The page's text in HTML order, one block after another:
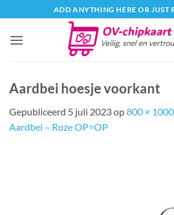
naar
inhoud
ADD ANYTHING HERE OR JUST
Aardbei hoesje voorkant
Gepubliceerd 5 juli 2023op800 × 1000
Aardbei – Roze OP=OP